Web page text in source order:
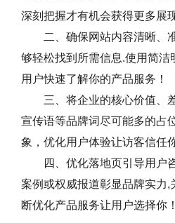
深刻把握才有机会获得更多展
二、确保网站内容清晰、
够轻松找到所需信息.使用简洁
用户快速了解你的产品服务！
三、将企业的核心价值、
宣传语等品牌词尽可能多的占
象，优化用户体验让访客信任
四、优化落地页引导用户
案例或权威报道彰显品牌实力,
断优化产品服务让用户选择你！